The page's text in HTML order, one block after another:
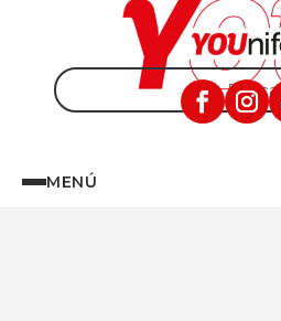
MENÚ